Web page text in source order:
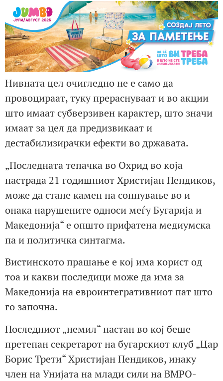
Нивната цел очигледно не е само да
провоцираат, туку прераснуваат и во акции
што имаат субверзивен карактер, што значи
имаат за цел да предизвикаат и
дестабилизирачки ефекти во државата.
„Последната тепачка во Охрид во која
настрада 21 годишниот Христијан Пендиков,
може да стане камен на сопнување во и
онака нарушените односи меѓу Бугарија и
Македонија“ е општо прифатена медиумска
па и политичка синтагма.
Вистинското прашање е кој има корист од
тоа и какви последици може да има за
Македонија на евроинтегративниот пат што
го започна.
Последниот „немил“ настан во кој беше
претепан секретарот на бугарскиот клуб „Цар
Борис Трети“ Христијан Пендиков, инаку
член на Унијата на млади сили на ВМРО-